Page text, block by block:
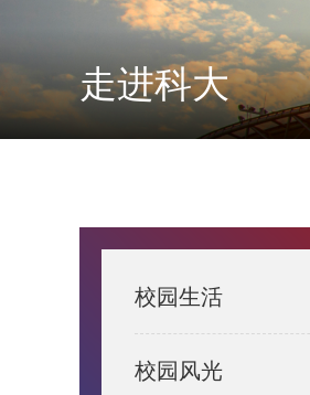
走进科大
校园生活
校园风光